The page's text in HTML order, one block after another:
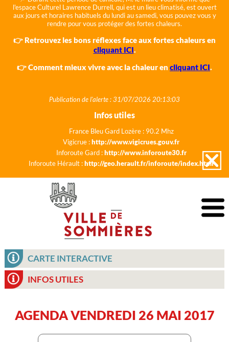
l'espace Culturel Lawrence Durrell, qui est un lieu climatisé, est ouvert
aux jours et horaires habituels du lundi au samedi, vous pouvez vous y
rendre pour vous protéger des fortes chaleurs.
👉 Retrouvez les bons réflexes face aux fortes chaleurs en
cliquant ICI.
👉 Comment mieux vivre avec la chaleur en cliquant ICI.
Publication de l'alerte : 31/07/2026 20:13:03
Infos utiles
France Bleu Gard Lozère : 90.2 Mhz
Vigicrue :http://www.vigicrues.gouv.fr
Inforoute Gard :http://www.inforoute30.fr
Inforoute Hérault :http://geo.herault.fr/inforoute/index.html
CARTE INTERACTIVE
INFOS UTILES
AGENDA VENDREDI 26 MAI 2017